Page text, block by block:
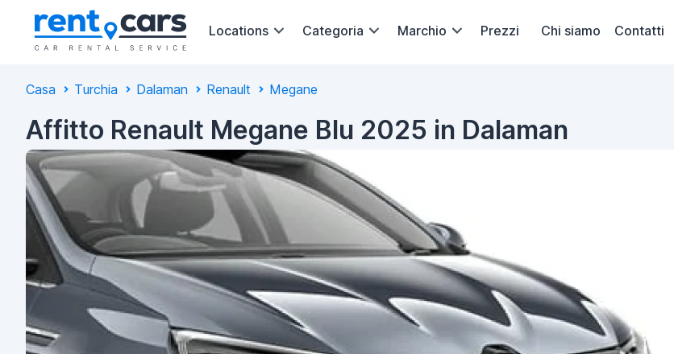
Locations Categoria Marchio Prezzi Chi siamo Contatti
Casa Turchia Dalaman Renault Megane
Affitto Renault Megane Blu 2025 in Dalaman